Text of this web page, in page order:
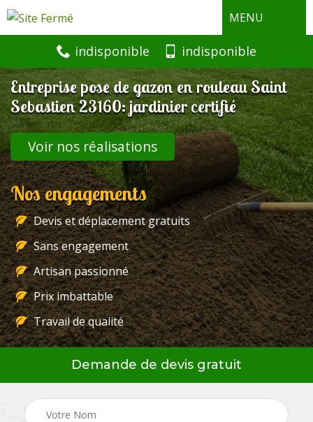
MENU
indisponible indisponible
Entreprise pose de gazon en rouleau Saint
Sebastien 23160: jardinier certifié
Voir nos réalisations
Nos engagements
Devis et déplacement gratuits
Sans engagement
Artisan passionné
Prix imbattable
Travail de qualité
Demande de devis gratuit